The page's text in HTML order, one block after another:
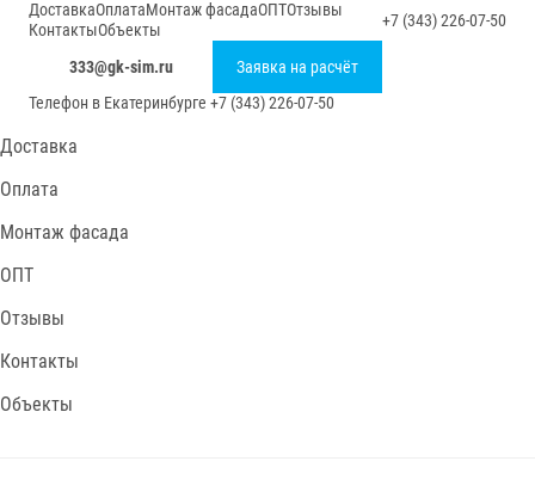
ДоставкаОплатаМонтаж фасадаОПТОтзывы
КонтактыОбъекты +7 (343) 226-07-50
333@gk-sim.ru
Заявка на расчёт
Телефон в Екатеринбурге +7 (343) 226-07-50
Доставка
Оплата
Монтаж фасада
ОПТ
Отзывы
Контакты
Объекты